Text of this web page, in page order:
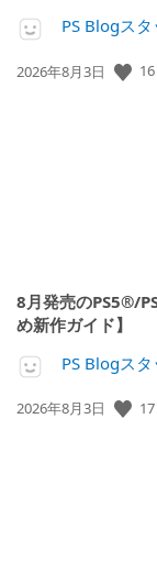
PS Blogスタ
公
2026年8月3日 16
8月発売のPS5®/
め新作ガイド】
PS Blogスタ
公
2026年8月3日 17